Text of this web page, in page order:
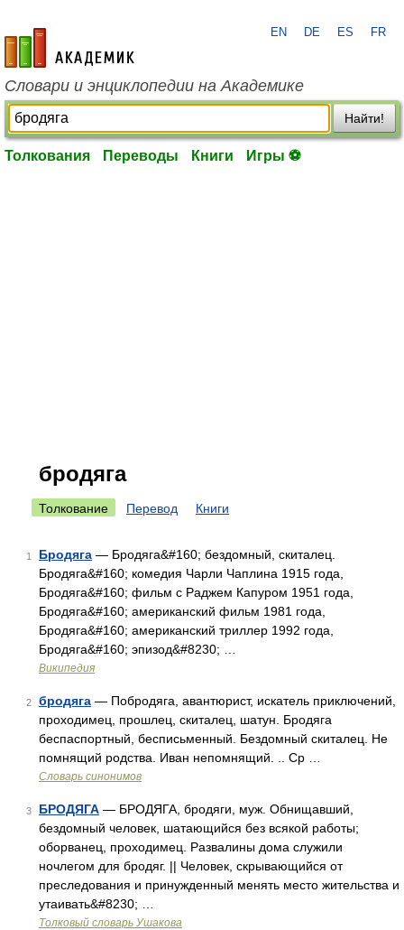
academic.ru
EN DE ES FR
Словари и энциклопедии на Академике
Найти!
Толкования Переводы Книги Игры ⚽
бродяга
Толкование Перевод Книги
1 Бродяга — Бродяга&#160; бездомный, скиталец.
Бродяга&#160; комедия Чарли Чаплина 1915 года,
Бродяга&#160; фильм с Раджем Капуром 1951 года,
Бродяга&#160; американский фильм 1981 года,
Бродяга&#160; американский триллер 1992 года,
Бродяга&#160; эпизод&#8230; …
Википедия
2 бродяга — Побродяга, авантюрист, искатель приключений,
проходимец, прошлец, скиталец, шатун. Бродяга
беспаспортный, бесписьменный. Бездомный скиталец. Не
помнящий родства. Иван непомнящий. .. Ср …
Словарь синонимов
3 БРОДЯГА — БРОДЯГА, бродяги, муж. Обнищавший,
бездомный человек, шатающийся без всякой работы;
оборванец, проходимец. Развалины дома служили
ночлегом для бродяг. || Человек, скрывающийся от
преследования и принужденный менять место жительства и
утаивать&#8230; …
Толковый словарь Ушакова